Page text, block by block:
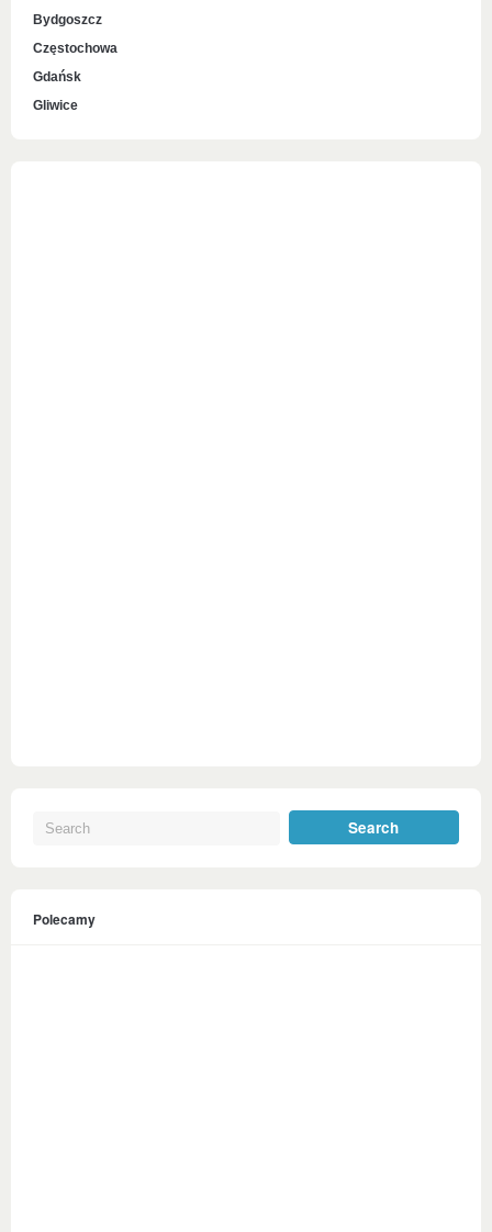
Bydgoszcz
Częstochowa
Gdańsk
Gliwice
Polecamy